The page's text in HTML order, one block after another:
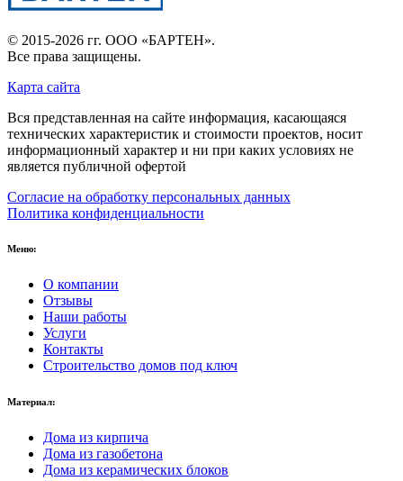
© 2015-2026 гг. ООО «БАРТЕН».
Все права защищены.
Карта сайта
Вся представленная на сайте информация, касающаяся
технических характеристик и стоимости проектов, носит
информационный характер и ни при каких условиях не
является публичной офертой
Согласие на обработку персональных данных
Политика конфиденциальности
Меню:
О компании
Отзывы
Наши работы
Услуги
Контакты
Строительство домов под ключ
Материал:
Дома из кирпича
Дома из газобетона
Дома из керамических блоков